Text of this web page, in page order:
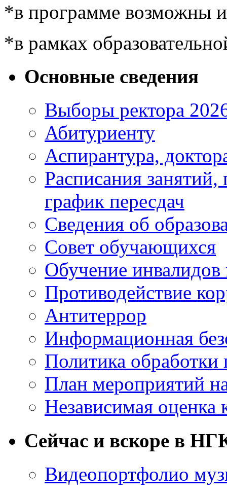
*в программе возможны
*в рамках
Основные сведения
Выборы ректора
Абитуриенту
Аспирантура,
Расписания
график пересдач
Сведения об
Совет обучающихся
Обучение
Противодействие
Антитеррор
Информационная
Политика
План мероприятий
Независимая оценка
Сейчас и вскоре в
Видеопортфолио